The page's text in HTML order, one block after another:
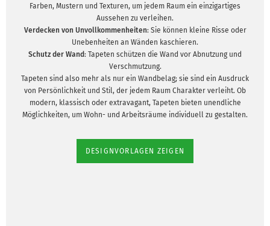
Farben, Mustern und Texturen, um jedem Raum ein einzigartiges
Aussehen zu verleihen.
Verdecken von Unvollkommenheiten: Sie können kleine Risse oder
Unebenheiten an Wänden kaschieren.
Schutz der Wand: Tapeten schützen die Wand vor Abnutzung und
Verschmutzung.
Tapeten sind also mehr als nur ein Wandbelag; sie sind ein Ausdruck
von Persönlichkeit und Stil, der jedem Raum Charakter verleiht. Ob
modern, klassisch oder extravagant, Tapeten bieten unendliche
Möglichkeiten, um Wohn- und Arbeitsräume individuell zu gestalten.
DESIGNVORLAGEN ZEIGEN